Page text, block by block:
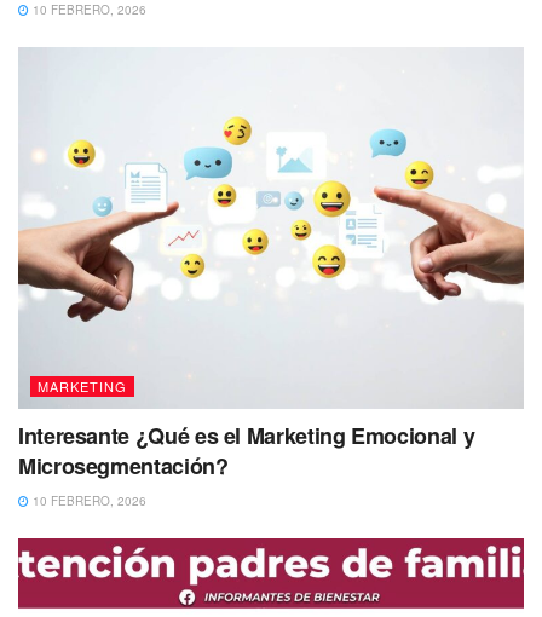
10 FEBRERO, 2026
MARKETING
Interesante ¿Qué es el Marketing Emocional y
Microsegmentación?
10 FEBRERO, 2026